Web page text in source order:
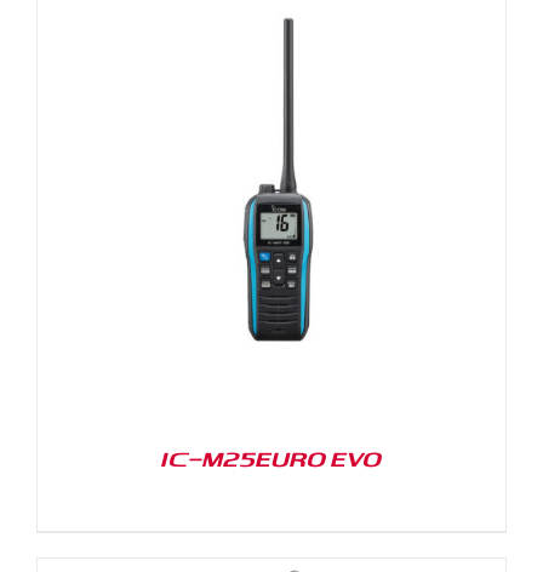
IC-M25EURO EVO